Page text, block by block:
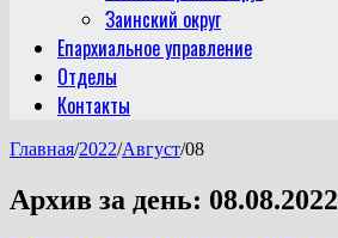
Заинский округ
Епархиальное управление
Отделы
Контакты
Главная/2022/Август/08
Архив за день: 08.08.2022